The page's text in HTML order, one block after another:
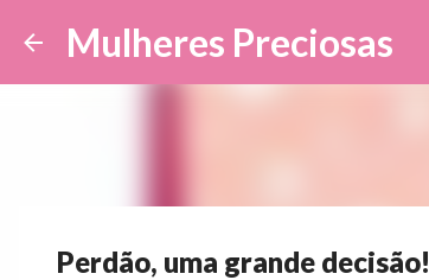
Mulheres Preciosas
Perdão, uma grande decisão!